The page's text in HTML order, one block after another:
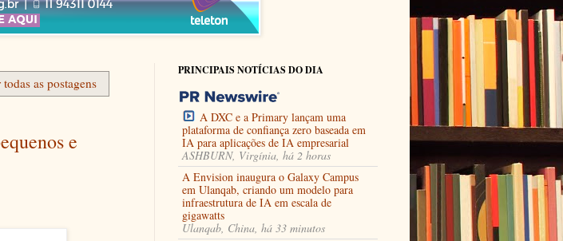
as postagens
e
PRINCIPAIS NOTÍCIAS DO DIA
A DXC e a Primary lançam uma
plataforma de confiança zero baseada em
IA para aplicações de IA empresarial
ASHBURN, Virgínia, há 2 horas
A Envision inaugura o Galaxy Campus
em Ulanqab, criando um modelo para
infraestrutura de IA em escala de
gigawatts
Ulanqab, China, há 33 minutos